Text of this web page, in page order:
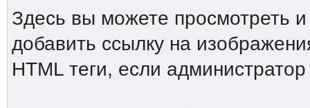
Здесь вы можете просмотреть
добавить ссылку на
HTML теги, если